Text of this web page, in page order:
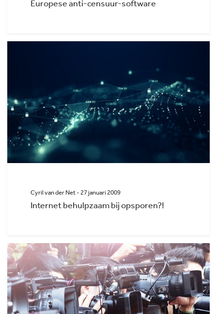
Europese anti-censuur-software
Cyril van der Net - 27 januari 2009
Internet behulpzaam bij opsporen?!